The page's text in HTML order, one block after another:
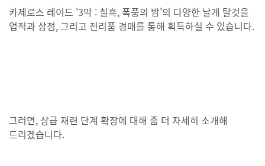
카제로스 레이드 '3막 : 칠흑, 폭풍의 밤'의 다양한 날개 탈것을
업적과 상점, 그리고 전리품 경매를 통해 획득하실 수 있습니다.
그러면, 상급 재련 단계 확장에 대해 좀 더 자세히 소개해
드리겠습니다.